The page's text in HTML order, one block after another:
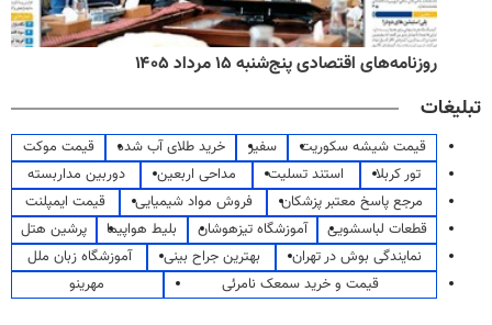
روزنامه‌های اقتصادی پنج‌شنبه ۱۵ مرداد ۱۴۰۵
تبلیغات
قیمت شیشه سکوریت سفیر خرید طلای آب شده
قیمت موکت
تور کربلا
استند تسلیت مداحی اربعین
دوربین مداربسته
مرجع پاسخ معتبر پزشکان
فروش مواد شیمیایی
قیمت ایمپلنت
قطعات لباسشویی
آموزشگاه تیزهوشان بلیط هواپیما
پرشین هتل
نمایندگی بوش در تهران
بهترین جراح بینی
آموزشگاه زبان ملل
قیمت و خرید سمعک نامرئی
مهرینو